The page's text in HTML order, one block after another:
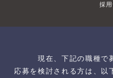
採
現在、下記の職種で
応募を検討される方は、以